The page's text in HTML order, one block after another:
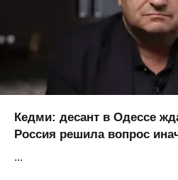
Кедми: десант в Одессе
Россия решила вопрос
...